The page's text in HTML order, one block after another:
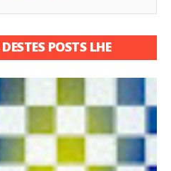
POSTS LHE